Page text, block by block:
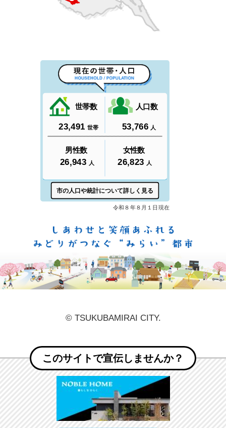
© TSUKUBAMIRAI CITY.
このサイトで宣伝しませんか？